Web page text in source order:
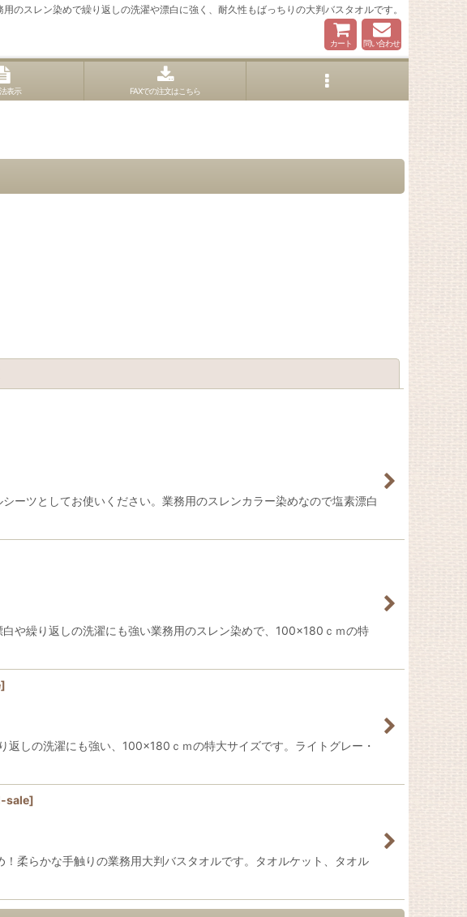
スレン染めで繰り返しの洗濯や漂白に強く、耐久性もばっちりの大判バスタオルです。
カート 問い合わせ
表示 FAXでの注文はこちら
ーツとしてお使いください。業務用のスレンカラー染めなので塩素漂白
や繰り返しの洗濯にも強い業務用のスレン染めで、100×180ｃｍの特
]
しの洗濯にも強い、100×180ｃｍの特大サイズです。ライトグレー・
sale]
柔らかな手触りの業務用大判バスタオルです。タオルケット、タオル